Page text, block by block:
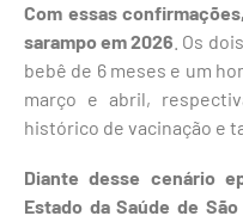
Com essas
sarampo em 2026 . Os
bebê de 6 meses e um
março e abril,
histórico de vacinação e
Diante desse cenário
Estado da Saúde de